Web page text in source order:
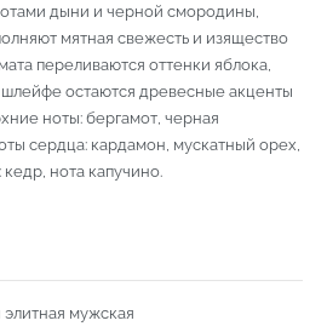
дыни и черной смородины,
мятная свежесть и изящество
переливаются оттенки яблока,
шлейфе остаются древесные акценты
ноты: бергамот, черная
сердца: кардамон, мускатный орех,
нота капучино.
мужская